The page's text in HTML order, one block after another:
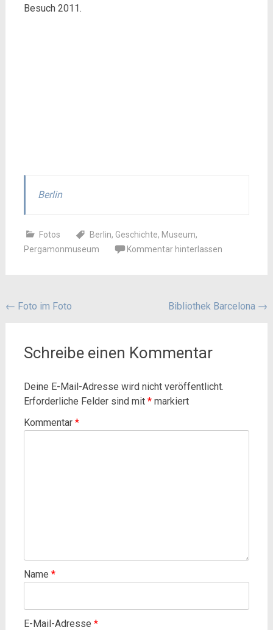
Besuch 2011.
Berlin
Fotos Berlin, Geschichte, Museum,
Pergamonmuseum
Kommentar hinterlassen
Beitragsnavigation
← Foto im Foto Bibliothek Barcelona →
Schreibe einen Kommentar
Deine E-Mail-Adresse wird nicht veröffentlicht.
Erforderliche Felder sind mit *markiert
Kommentar *
Name *
E-Mail-Adresse *